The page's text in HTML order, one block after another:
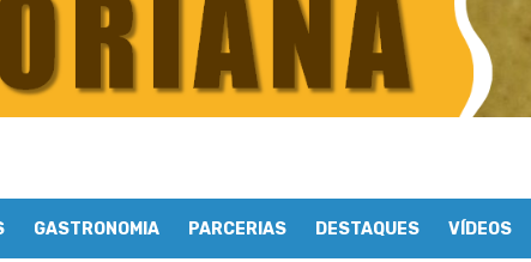
GASTRONOMIA PARCERIAS DESTAQUES VÍDEOS